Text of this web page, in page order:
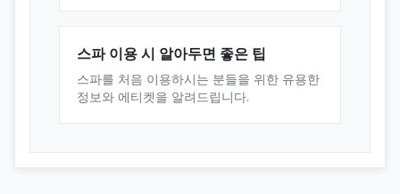
스파 이용 시 알아두면 좋은 팁
스파를 처음 이용하시는 분들을 위한 유용한
정보와 에티켓을 알려드립니다.